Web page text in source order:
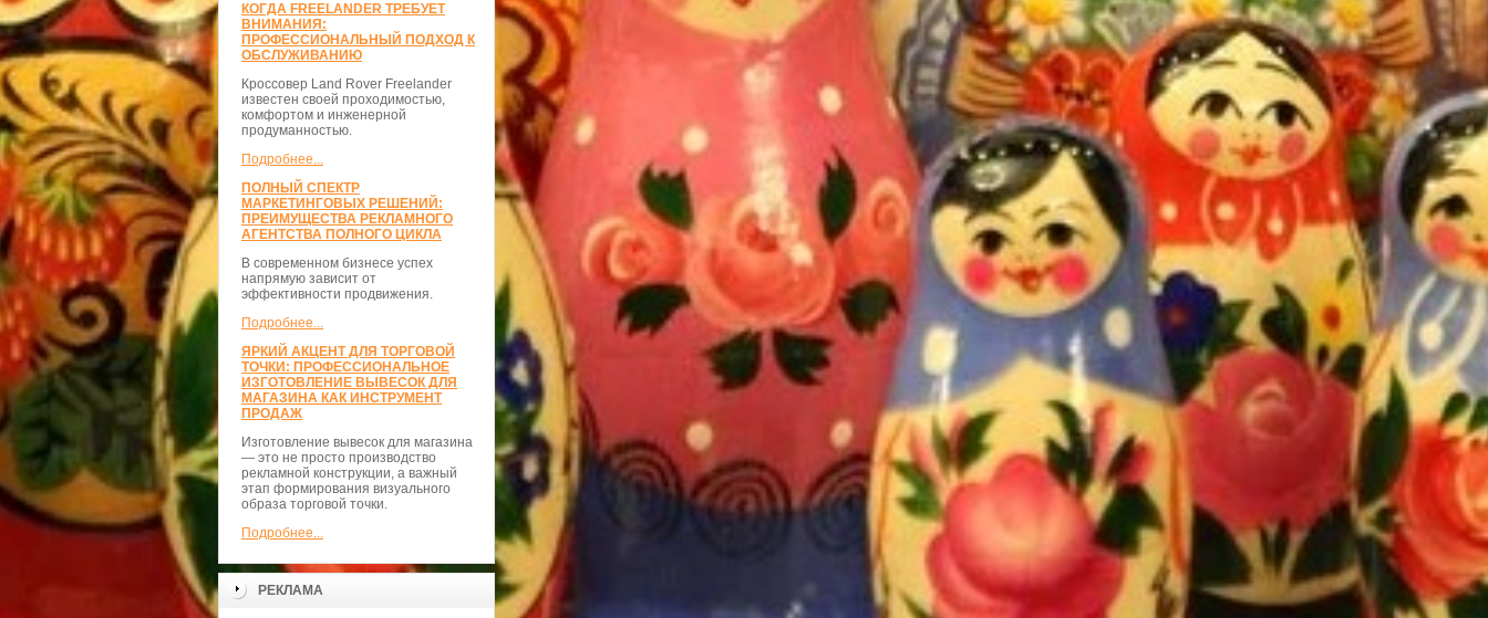
КОГДА FREELANDER ТРЕБУЕТ
ВНИМАНИЯ:
ПРОФЕССИОНАЛЬНЫЙ ПОДХОД К
ОБСЛУЖИВАНИЮ
Кроссовер Land Rover Freelander
известен своей проходимостью,
комфортом и инженерной
продуманностью.
Подробнее...
ПОЛНЫЙ СПЕКТР
МАРКЕТИНГОВЫХ РЕШЕНИЙ:
ПРЕИМУЩЕСТВА РЕКЛАМНОГО
АГЕНТСТВА ПОЛНОГО ЦИКЛА
В современном бизнесе успех
напрямую зависит от
эффективности продвижения.
Подробнее...
ЯРКИЙ АКЦЕНТ ДЛЯ ТОРГОВОЙ
ТОЧКИ: ПРОФЕССИОНАЛЬНОЕ
ИЗГОТОВЛЕНИЕ ВЫВЕСОК ДЛЯ
МАГАЗИНА КАК ИНСТРУМЕНТ
ПРОДАЖ
Изготовление вывесок для магазина
— это не просто производство
рекламной конструкции, а важный
этап формирования визуального
образа торговой точки.
Подробнее...
РЕКЛАМА